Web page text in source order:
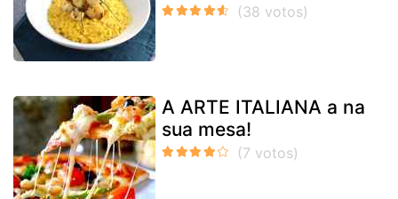
A ARTE ITALIANA a na
sua mesa!